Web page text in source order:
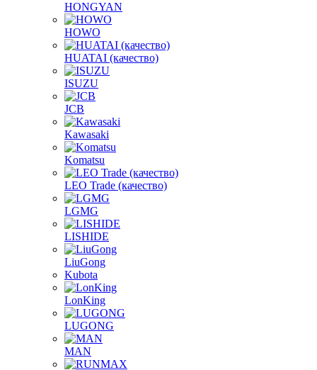
HONGYAN
HOWO
HUATAI (качество)
ISUZU
JCB
Kawasaki
Komatsu
LEO Trade (качество)
LGMG
LISHIDE
LiuGong
Kubota
LonKing
LUGONG
MAN